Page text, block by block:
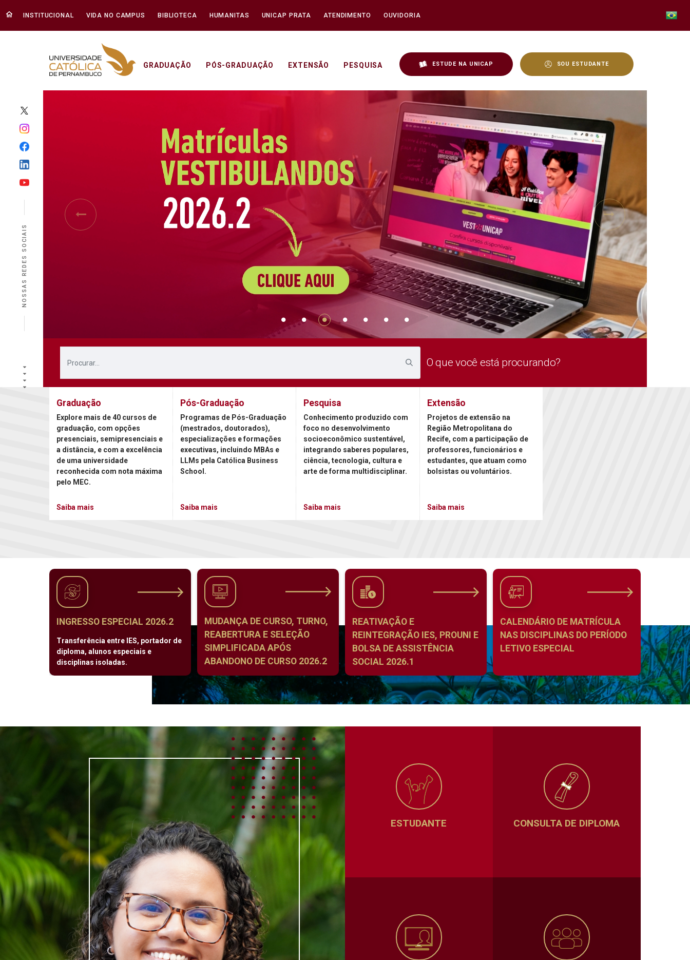
INSTITUCIONAL VIDA NO CAMPUS BIBLIOTECA HUMANITAS UNICAP PRATA ATENDIMENTO OUVIDORIA
GRADUAÇÃO PÓS-GRADUAÇÃO EXTENSÃO PESQUISA ESTUDE NA UNICAP SOU ESTUDANTE
Início - Unicap
NOSSAS REDES SOCIAIS
Previous Next
O que você está procurando?
Graduação
Explore mais de 40 cursos de
graduação, com opções
presenciais, semipresenciais e
a distância, e com a excelência
de uma universidade
reconhecida com nota máxima
pelo MEC.
Saiba mais
Pós-Graduação
Programas de Pós-Graduação
(mestrados, doutorados),
especializações e formações
executivas, incluindo MBAs e
LLMs pela Católica Business
School.
Saiba mais
Pesquisa
Conhecimento produzido com
foco no desenvolvimento
socioeconômico sustentável,
integrando saberes populares,
ciência, tecnologia, cultura e
arte de forma multidisciplinar.
Saiba mais
Extensão
Projetos de extensão na
Região Metropolitana do
Recife, com a participação de
professores, funcionários e
estudantes, que atuam como
bolsistas ou voluntários.
Saiba mais
INGRESSO ESPECIAL 2026.2
Transferência entre IES, portador de
diploma, alunos especiais e
disciplinas isoladas.
MUDANÇA DE CURSO, TURNO,
REABERTURA E SELEÇÃO
SIMPLIFICADA APÓS
ABANDONO DE CURSO 2026.2
REATIVAÇÃO E
REINTEGRAÇÃO IES, PROUNI E
BOLSA DE ASSISTÊNCIA
SOCIAL 2026.1
CALENDÁRIO DE MATRÍCULA
NAS DISCIPLINAS DO PERÍODO
LETIVO ESPECIAL
ESTUDANTE CONSULTA DE DIPLOMA